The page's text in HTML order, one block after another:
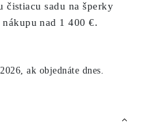
čistiacu sadu na šperky
nákupunad 1 400 €.
, ak objednáte dnes.